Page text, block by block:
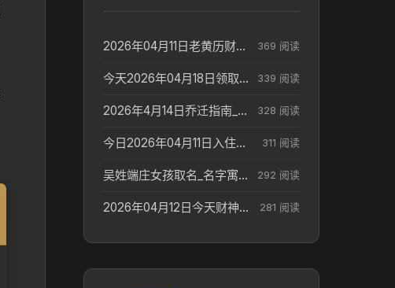
2026年04月11日老黄历财神方位_财神方位与供奉讲究 369 阅读
今天2026年04月18日领取结婚证老黄历不适合吗_领证日期参考 339 阅读
2026年4月14日乔迁指南_搬家择日参考 328 阅读
今日2026年04月11日入住新居老黄历不适宜吗_搬家择日参考 311 阅读
吴姓端庄女孩取名_名字寓意参考 292 阅读
2026年04月12日今天财神在哪个吉位_财神方位参考 281 阅读